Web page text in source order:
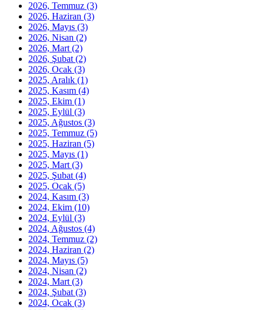
2026, Temmuz (3)
2026, Haziran (3)
2026, Mayıs (3)
2026, Nisan (2)
2026, Mart (2)
2026, Şubat (2)
2026, Ocak (3)
2025, Aralık (1)
2025, Kasım (4)
2025, Ekim (1)
2025, Eylül (3)
2025, Ağustos (3)
2025, Temmuz (5)
2025, Haziran (5)
2025, Mayıs (1)
2025, Mart (3)
2025, Şubat (4)
2025, Ocak (5)
2024, Kasım (3)
2024, Ekim (10)
2024, Eylül (3)
2024, Ağustos (4)
2024, Temmuz (2)
2024, Haziran (2)
2024, Mayıs (5)
2024, Nisan (2)
2024, Mart (3)
2024, Şubat (3)
2024, Ocak (3)